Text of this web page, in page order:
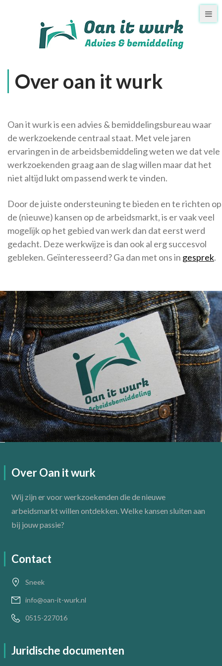
Over oan it wurk
Oan it wurk is een advies & bemiddelingsbureau waar
de werkzoekende centraal staat. Met vele jaren
ervaringen in de arbeidsbemiddeling weten we dat vele
werkzoekenden graag aan de slag willen maar dat het
niet altijd lukt om passend werk te vinden.
Door de juiste ondersteuning te bieden en te richten op
de (nieuwe) kansen op de arbeidsmarkt, is er vaak veel
mogelijk op het gebied van werk dan dat eerst werd
gedacht. Deze werkwijze is dan ook al erg succesvol
gebleken. Geïnteresseerd? Ga dan met ons in gesprek.
Over Oan it wurk
Wij zijn er voor werkzoekenden die de nieuwe
arbeidsmarkt willen ontdekken. Welke kansen sluiten aan
bij jouw passie?
Contact
Sneek
info@oan-it-wurk.nl
0515-227016
Juridische documenten